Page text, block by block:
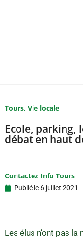
Tours, Vie locale
Ecole, parking,
débat en haut
Contactez Info Tours
Publié le 6 juillet 2021
Les élus n’ont pas